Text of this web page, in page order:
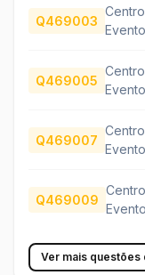
Q469003
Q469005
Q469007
Q469009
Ver mais questões